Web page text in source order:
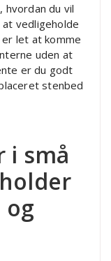
du vil
vedligeholde
let at komme
uden at
er du godt
stenbed
i små
og